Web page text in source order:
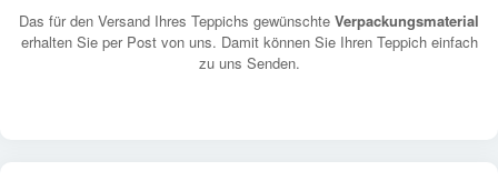
Das für den Versand Ihres Teppichs gewünschte Verpackungsmaterial
erhalten Sie per Post von uns. Damit können Sie Ihren Teppich einfach
zu uns Senden.